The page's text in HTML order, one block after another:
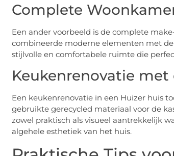
Complete
Een ander voorbeeld is de complete
combineerde moderne elementen met
stijlvolle en comfortabele ruimte die
Keukenrenovatie
Een keukenrenovatie in een Huizer huis
gebruikte gerecycled materiaal voor de
zowel praktisch als visueel aantrekkelijk
algehele esthetiek van het huis.